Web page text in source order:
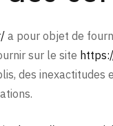
a pour objet de
sur le site
des inexactitudes